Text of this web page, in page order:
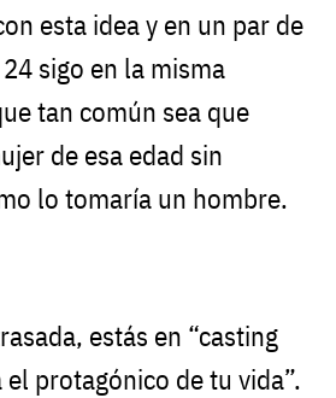
esta idea y en un par de
sigo en la misma
tan común sea que
de esa edad sin
lo tomaría un hombre.
estás en “casting
protagónico de tu vida”.